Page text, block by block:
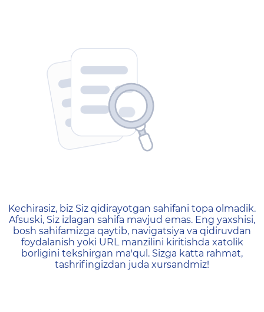
404 — Страница не
Kechirasiz, biz Siz qidirayotgan sahifani topa olmadik.
Afsuski, Siz izlagan sahifa mavjud emas. Eng yaxshisi,
bosh sahifamizga qaytib, navigatsiya va qidiruvdan
foydalanish yoki URL manzilini kiritishda xatolik
borligini tekshirgan ma'qul. Sizga katta rahmat,
tashrifingizdan juda xursandmiz!